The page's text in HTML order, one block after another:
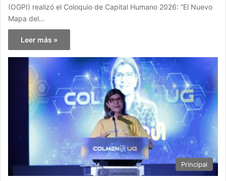
(OGPI) realizó el Coloquio de Capital Humano 2026: “El Nuevo
Mapa del…
Leer más »
Principal